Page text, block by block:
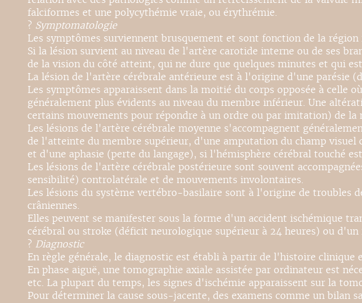
falciformes et une polycythémie vraie, ou érythrémie.
? Symptomatologie
Les symptômes surviennent brusquement et sont fonction de la
Si la lésion survient au niveau de l'artère carotide interne ou de ses
de la vision du côté atteint, qui ne dure que quelques minutes et qui
La lésion de l'artère cérébrale antérieure est à l'origine d'une parésie
Les symptômes apparaissent dans la moitié du corps opposée à celle
généralement plus évidents au niveau du membre inférieur. Une
certains mouvements pour répondre à un ordre ou par imitation) de la
Les lésions de l'artère cérébrale moyenne s'accompagnent
de l'atteinte du membre supérieur, d'une amputation du champ
et d'une aphasie (perte du langage), si l'hémisphère cérébral touché
Les lésions de l'artère cérébrale postérieure sont souvent
sensibilité) controlatérale et de mouvements involontaires.
Les lésions du système vertébro-basilaire sont à l'origine de troubles
crâniennes.
Elles peuvent se manifester sous la forme d'un accident ischémique
cérébral ou stroke (déficit neurologique supérieur à 24 heures) ou
? Diagnostic
En règle générale, le diagnostic est établi à partir de l'histoire clinique
En phase aiguë, une tomographie axiale assistée par ordinateur est
etc. La plupart du temps, les signes d'ischémie apparaissent sur la
Pour déterminer la cause sous-jacente, des examens comme un